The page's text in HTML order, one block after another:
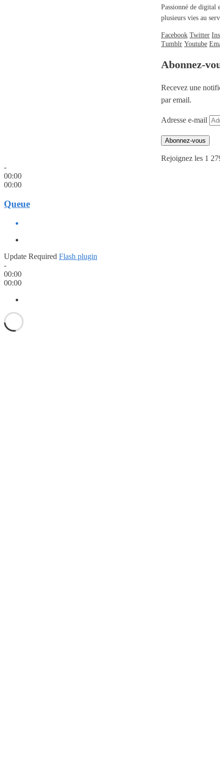
Passionné de digital
plusieurs vies au
Facebook Twitter
Tumblr Youtube
Abonnez-
Recevez une
par email.
Adresse e-mail
Abonnez-vous
Rejoignez les 1
-
00:00
00:00
Queue
Update Required Flash plugin
-
00:00
00:00